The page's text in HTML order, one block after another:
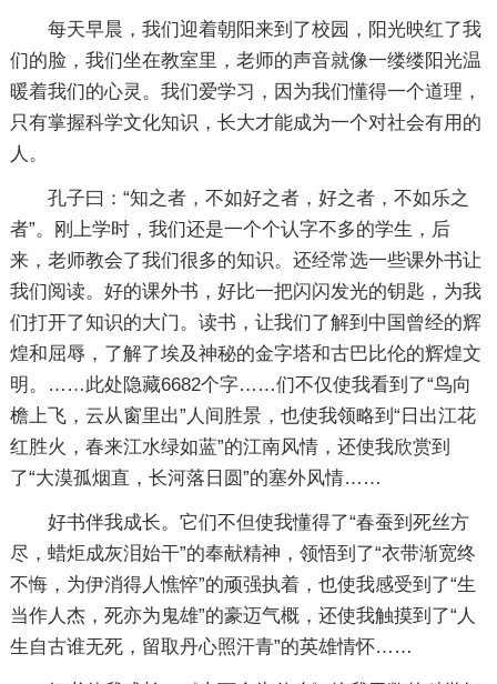
每天早晨，我们迎着朝阳来到了校园，阳光映红了我
们的脸，我们坐在教室里，老师的声音就像一缕缕阳光温
暖着我们的心灵。我们爱学习，因为我们懂得一个道理，
只有掌握科学文化知识，长大才能成为一个对社会有用的
人。
孔子曰：“知之者，不如好之者，好之者，不如乐之
者”。刚上学时，我们还是一个个认字不多的学生，后
来，老师教会了我们很多的知识。还经常选一些课外书让
我们阅读。好的课外书，好比一把闪闪发光的钥匙，为我
们打开了知识的大门。读书，让我们了解到中国曾经的辉
煌和屈辱，了解了埃及神秘的金字塔和古巴比伦的辉煌文
明。
……此处隐藏6682个字……们不仅使我看到了“鸟向
檐上飞，云从窗里出”人间胜景，也使我领略到“日出江花
红胜火，春来江水绿如蓝”的江南风情，还使我欣赏到
了“大漠孤烟直，长河落日圆”的塞外风情……
好书伴我成长。它们不但使我懂得了“春蚕到死丝方
尽，蜡炬成灰泪始干”的奉献精神，领悟到了“衣带渐宽终
不悔，为伊消得人憔悴”的顽强执着，也使我感受到了“生
当作人杰，死亦为鬼雄”的豪迈气概，还使我触摸到了“人
生自古谁无死，留取丹心照汗青”的英雄情怀……